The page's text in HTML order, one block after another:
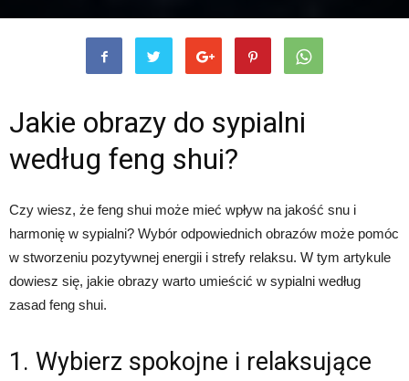
Jakie obrazy do sypialni
według feng shui?
Czy wiesz, że feng shui może mieć wpływ na jakość snu i
harmonię w sypialni? Wybór odpowiednich obrazów może pomóc
w stworzeniu pozytywnej energii i strefy relaksu. W tym artykule
dowiesz się, jakie obrazy warto umieścić w sypialni według
zasad feng shui.
1. Wybierz spokojne i relaksujące